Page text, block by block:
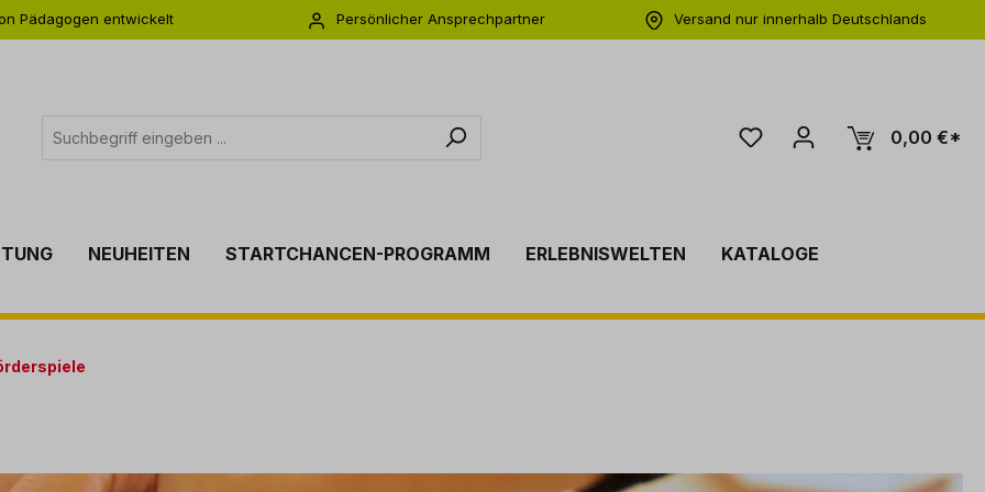
Pädagogen entwickelt
Persönlicher Ansprechpartner
Versand nur innerhalb Deutschlands
0,00 €*
NEUHEITEN STARTCHANCEN-PROGRAMM ERLEBNISWELTEN
KATALOGE